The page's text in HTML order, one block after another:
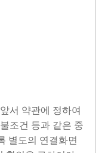
서 약관에 정하여
조건 등과 같은 중
별도의 연결화면